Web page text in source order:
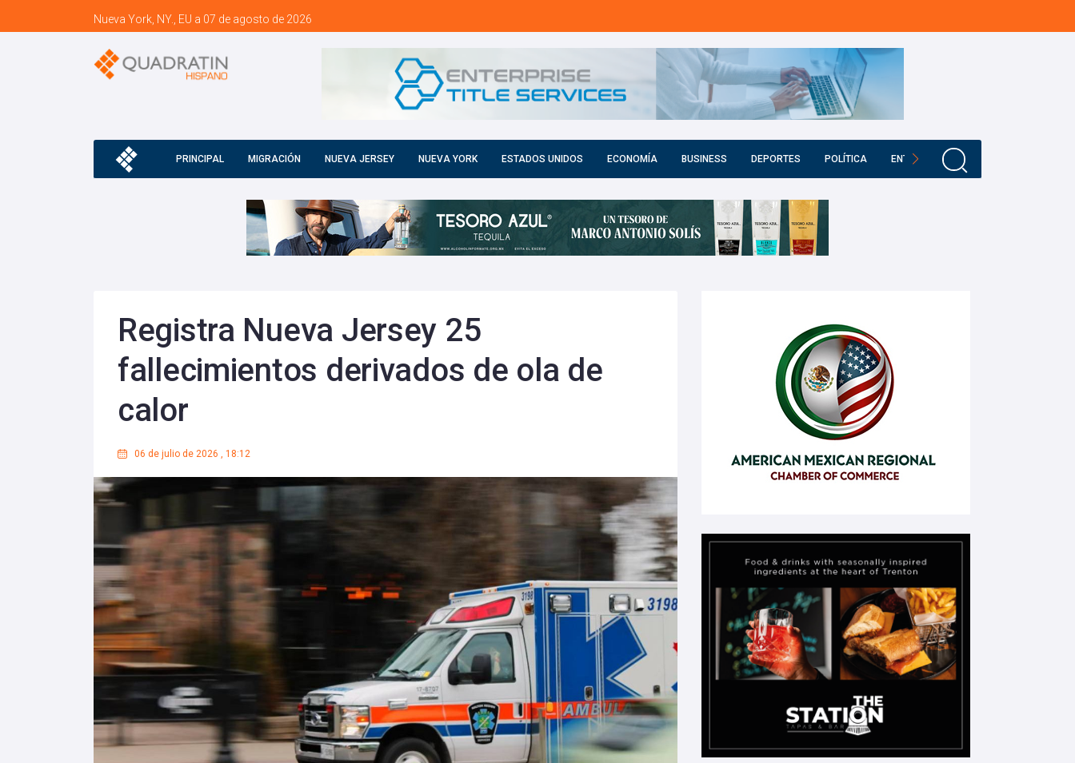
Nueva York, NY., EU a 07 de agosto de 2026
PRINCIPAL MIGRACIÓN NUEVA JERSEY NUEVA YORK ESTADOS UNIDOS ECONOMÍA BUSINESS DEPORTES POLÍTICA ENTRETENIMIENTO
Registra Nueva Jersey 25
fallecimientos derivados de ola de
calor
06 de julio de 2026 , 18:12